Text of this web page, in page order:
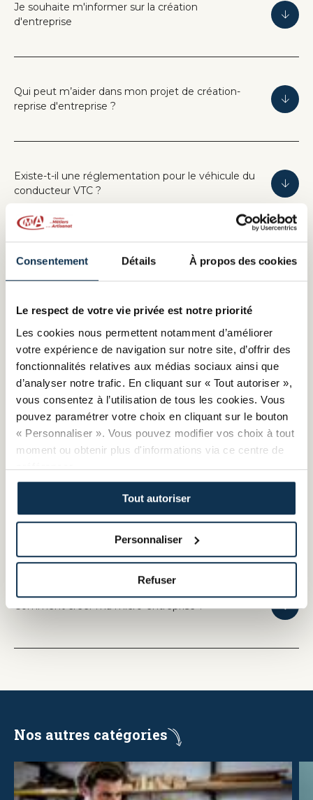
Consentement Détails À propos des cookies
Le respect de votre vie privée est notre priorité
Les cookies nous permettent notamment d’améliorer
votre expérience de navigation sur notre site, d’offrir des
fonctionnalités relatives aux médias sociaux ainsi que
d’analyser notre trafic. En cliquant sur « Tout autoriser »,
vous consentez à l’utilisation de tous les cookies. Vous
pouvez paramétrer votre choix en cliquant sur le bouton
« Personnaliser ». Vous pouvez modifier vos choix à tout
moment ou obtenir plus d'informations via ce centre de
préférences.
Tout autoriser
Personnaliser
Refuser
Je souhaite m'informer sur la création
d'entreprise
Qui peut m’aider dans mon projet de création-
reprise d'entreprise ?
Existe-t-il une réglementation pour le véhicule du
conducteur VTC ?
La formation VTC peut-elle être financée par le
Comment obtenir la carte professionnelle VTC ?
Peut-on être chauffeur VTC sans posséder de
carte professionnelle ?
Comment bénéficier du service Veille Artisanat
Comment créer ma micro-entreprise ?
Nos autres catégories